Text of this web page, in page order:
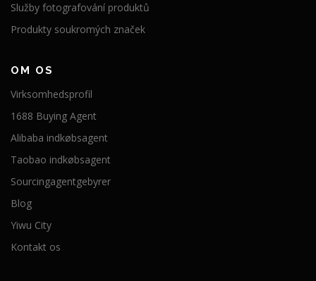
Služby fotografování produktů
Produkty soukromých značek
OM OS
Virksomhedsprofil
1688 Buying Agent
Alibaba indkøbsagent
Taobao indkøbsagent
Sourcingagentgebyrer
Blog
Yiwu City
Kontakt os